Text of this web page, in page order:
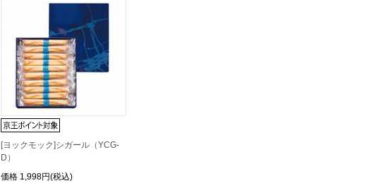
[ヨックモック]シガール（YCG-
D）
価格 1,998円(税込)